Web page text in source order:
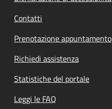
Contatti
Prenotazione appuntamento
Richiedi assistenza
Statistiche del portale
Leggi le FAQ